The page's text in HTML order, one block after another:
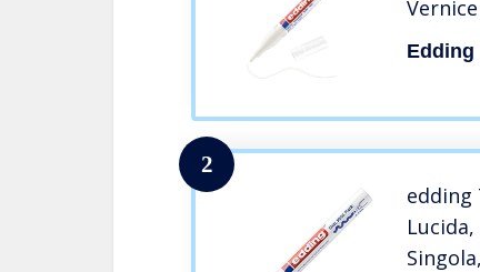
Punta
Edding
2
edding